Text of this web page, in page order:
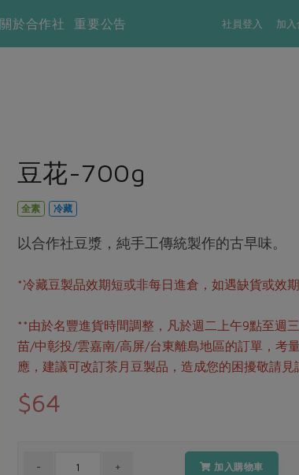
社員登入 加
關於合作社 重要公告
豆花-700g
全素 冷藏
以合作社豆漿，純手工傳統製作的古早味。
*冷藏豆製品效期短或非每日進倉，如遇缺貨或效
**由於名豐進貨時間調整，凡於週二上午9點至週
苗/中彰投/雲嘉南/高屏/台東離島地區的訂單，考
應，建議可改訂茶月豆製品，造成您的困擾敬請見
$64
加入購物車